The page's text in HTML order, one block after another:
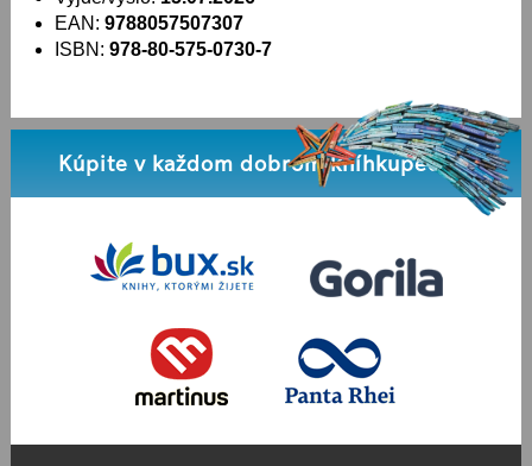
EAN: 9788057507307
ISBN: 978-80-575-0730-7
Kúpite v každom dobrom kníhkupectve